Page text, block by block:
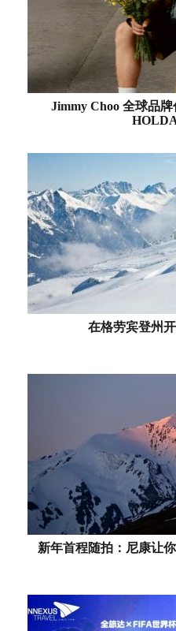
Jimmy Choo 全球品
在格劳宾登州
新年首程随拍：尼康让